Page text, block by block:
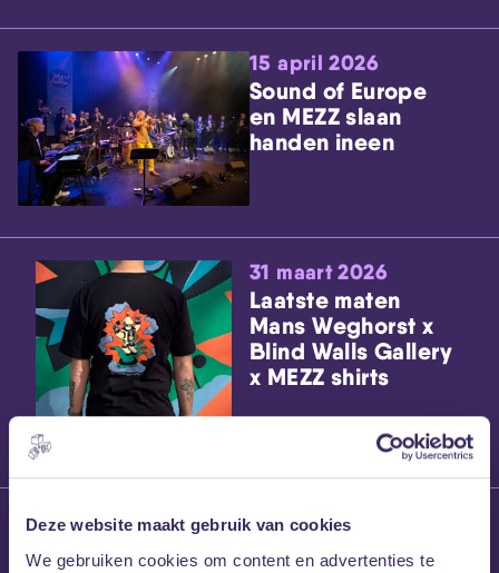
Deze website maakt gebruik van cookies
We gebruiken cookies om content en advertenties te
15 april 2026
Sound of Europe
en MEZZ slaan
handen ineen
31 maart 2026
Laatste maten
Mans Weghorst x
Blind Walls Gallery
x MEZZ shirts
27 maart 2026
Willem’s Blog: